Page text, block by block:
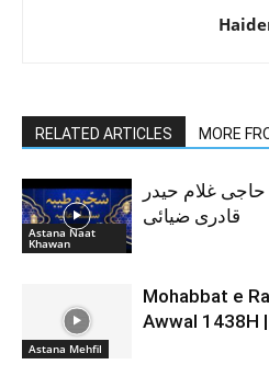
RELATED ARTICLES MORE
Astana Naat
Khawan
غلام حیدر
قادری ضیائی
Astana Mehfil
Mohabbat e
Awwal 1438H